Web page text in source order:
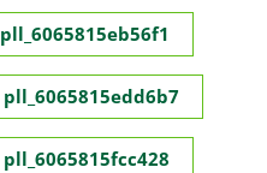
pll_6065815eb56f1
pll_6065815edd6b7
pll_6065815fcc428